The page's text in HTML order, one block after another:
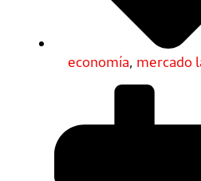
economía, mercado